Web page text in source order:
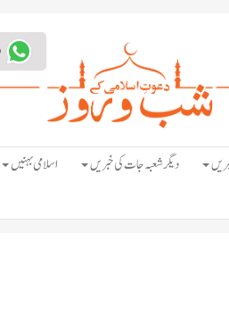
دیگر شعبہ جات کی خبریں اسلامی بہنیں